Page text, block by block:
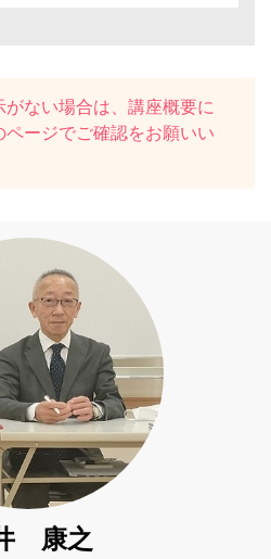
がない場合は、講座概要に
ページでご確認をお願いい
康之